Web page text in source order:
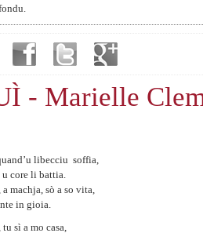
anima,
- Marielle
libecciu soffia,
u core li battia.
machja, sò a so vita,
in gioia.
tu sì a mo casa,